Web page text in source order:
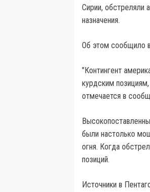
Сирии, обстреляли
назначения.
Об этом сообщило
"Контингент
курдским
отмечается в
были настолько
огня. Когда
позиций.
Источники в